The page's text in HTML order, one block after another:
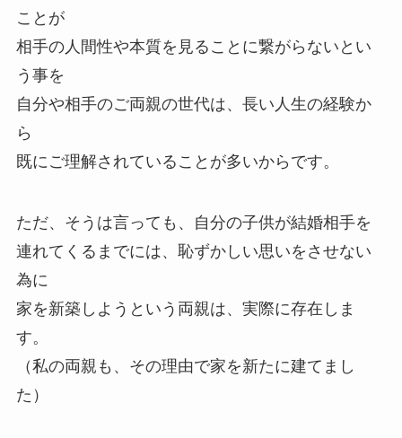
ことが
相手の人間性や本質を見ることに繋がらないとい
う事を
自分や相手のご両親の世代は、長い人生の経験か
ら
既にご理解されていることが多いからです。
ただ、そうは言っても、自分の子供が結婚相手を
連れてくるまでには、恥ずかしい思いをさせない
為に
家を新築しようという両親は、実際に存在しま
す。
（私の両親も、その理由で家を新たに建てまし
た）